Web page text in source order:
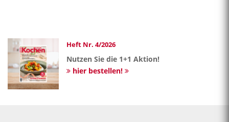
Heft Nr. 4/2026
Nutzen Sie die 1+1 Aktion!
hier bestellen!